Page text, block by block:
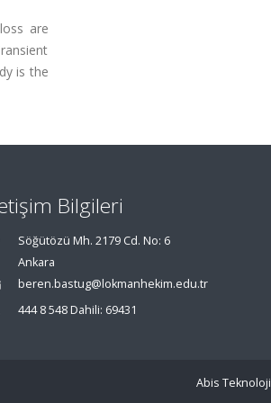
are
is the
Bilgileri
Söğütözü Mh. 2179 Cd. No: 6
Ankara
beren.bastug@lokmanhekim.edu.tr
444 8 548 Dahili: 69431
Abis Teknoloji